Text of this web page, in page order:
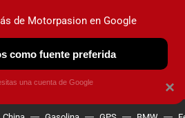
OBSERVATORIO
×
de Motorpasion en Google
como fuente preferida
una cuenta de Google